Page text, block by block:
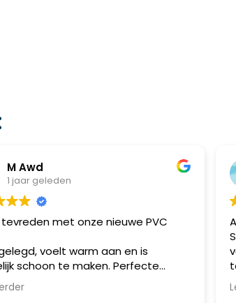
met onze nieuwe PVC
voelt warm aan en is
te maken. Perfecte
stijl en praktisch gebruik.
Al
Lees